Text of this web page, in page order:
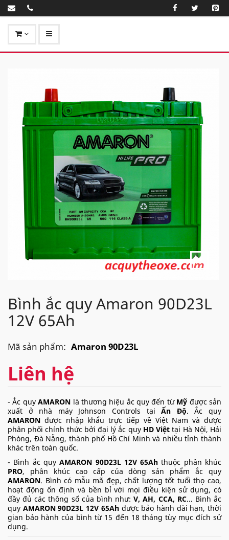
Bình ắc quy Amaron 90D23L
12V 65Ah
Mã sản phẩm: Amaron 90D23L
Liên hệ
- Ắc quyAMARON là thương hiệu ắc quy đến từ Mỹ được sản
xuất ở nhà máy Johnson Controls tạiẤn Độ. Ắc quy
AMARON được nhập khẩu trực tiếp về Việt Nam và được
phân phối chính thức bởi đại lý ắc quy HD Việt tại Hà Nội, Hải
Phòng, Đà Nẵng, thành phố Hồ Chí Minh và nhiều tỉnh thành
khác trên toàn quốc.
- Bình ắc quyAMARON 90D23L 12V 65Ah thuộc phân khúc
PRO, phân khúc cao cấp của dòng sản phẩm ắc quy
AMARON. Bình có mẫu mã đẹp, chất lượng tốt tuổi thọ cao,
hoạt động ổn định và bền bỉ với mọi điều kiện sử dụng, có
đầy đủ các thông số của bình như:V, AH, CCA, RC... Bình ắc
quy AMARON 90D23L 12V 65Ahđược bảo hành dài hạn, thời
gian bảo hành của bình từ 15 đến 18 tháng tùy mục đích sử
dụng.